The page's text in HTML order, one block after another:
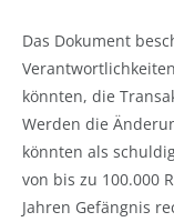
Das Dokument
könnten, die
Werden die
könnten als
von bis zu 100.000
Jahren Gefängnis